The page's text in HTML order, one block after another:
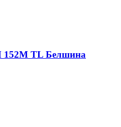
152M TL Белшина